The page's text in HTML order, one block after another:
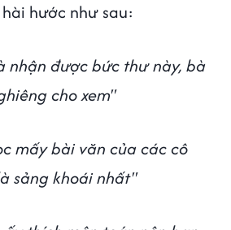
hước như sau:
nhận được bức thư này, bà
cho xem"
mấy bài văn của các cô
sảng khoái nhất"